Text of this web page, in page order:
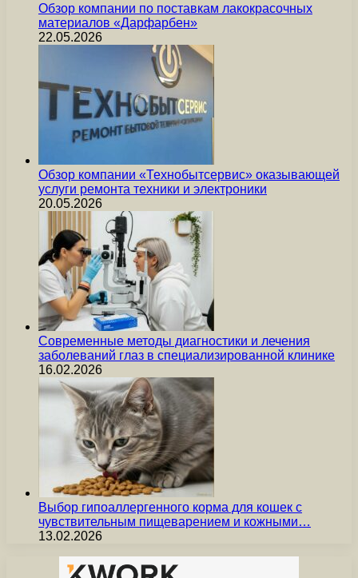
Обзор компании по поставкам лакокрасочных
материалов «Дарфарбен»
22.05.2026
Обзор компании «Технобытсервис» оказывающей
услуги ремонта техники и электроники
20.05.2026
Современные методы диагностики и лечения
заболеваний глаз в специализированной клинике
16.02.2026
Выбор гипоаллергенного корма для кошек с
чувствительным пищеварением и кожными…
13.02.2026